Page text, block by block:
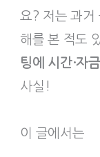
요? 저는 과거
해를 본 적도
팅에 시간·자
사실!
이 글에서는